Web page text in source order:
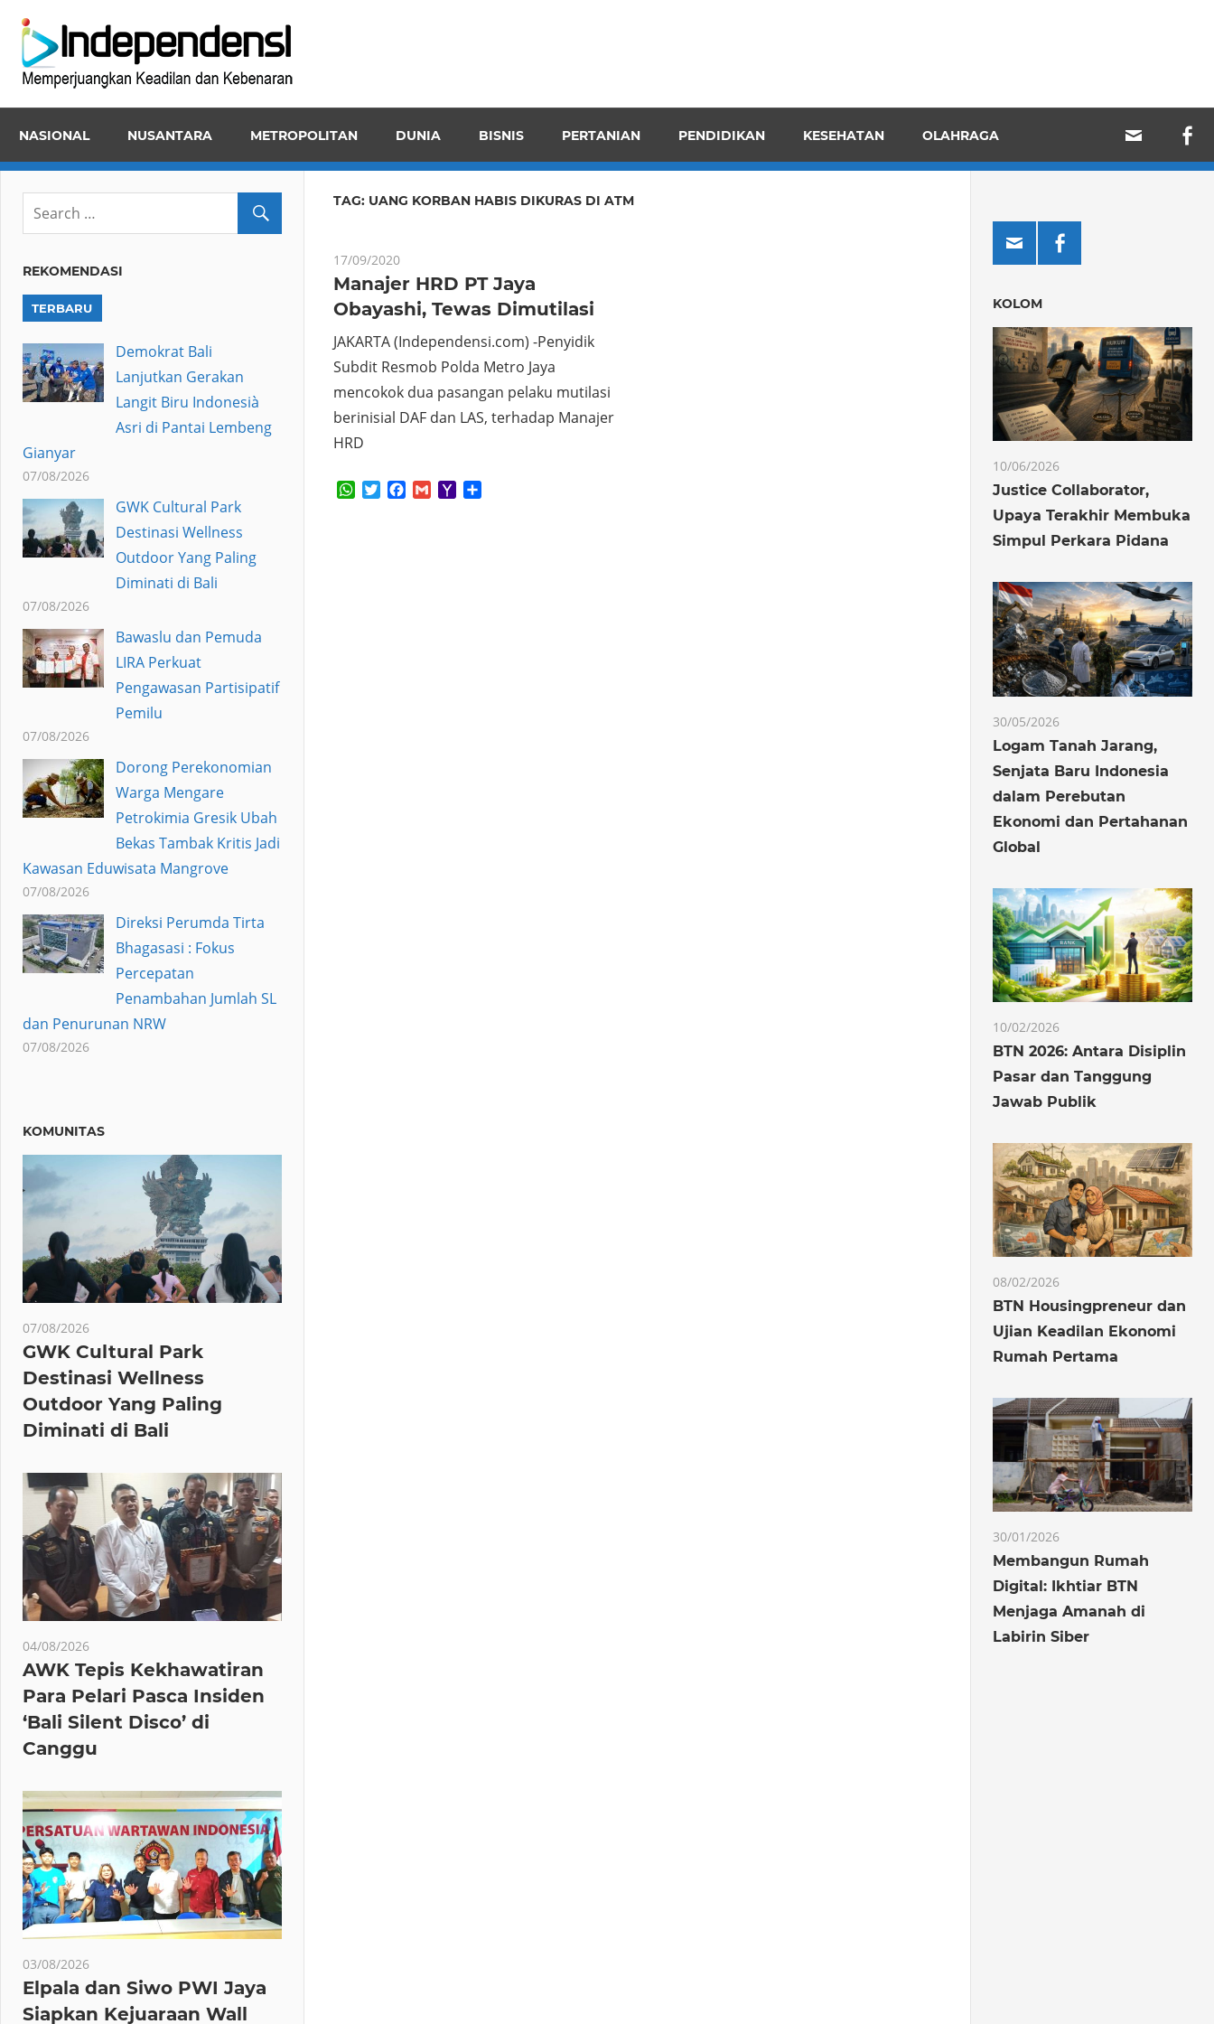
content
dan
NASIONAL NUSANTARA METROPOLITAN DUNIA BISNIS PERTANIAN PENDIDIKAN KESEHATAN OLAHRAGA
TAG: UANG KORBAN HABIS DIKURAS DI ATM
17/09/2020
Manajer HRD PT Jaya
Obayashi, Tewas Dimutilasi
JAKARTA (Independensi.com) -Penyidik
Subdit Resmob Polda Metro Jaya
mencokok dua pasangan pelaku mutilasi
berinisial DAF dan LAS, terhadap Manajer
HRD
WhatsApp
TwitterFacebook
GmailYahoo
REKOMENDASI
TERBARU
Demokrat Bali
Lanjutkan Gerakan
Langit Biru Indonesià
Asri di Pantai Lembeng
Gianyar
07/08/2026
GWK Cultural Park
Destinasi Wellness
Outdoor Yang Paling
Diminati di Bali
07/08/2026
Bawaslu dan Pemuda
LIRA Perkuat
Pengawasan Partisipatif
Pemilu
07/08/2026
Dorong Perekonomian
Warga Mengare
Petrokimia Gresik Ubah
Bekas Tambak Kritis Jadi
Kawasan Eduwisata Mangrove
07/08/2026
Direksi Perumda Tirta
Bhagasasi : Fokus
Percepatan
Penambahan Jumlah SL
dan Penurunan NRW
07/08/2026
KOMUNITAS
07/08/2026
GWK Cultural Park
Destinasi Wellness
Outdoor Yang Paling
Diminati di Bali
04/08/2026
AWK Tepis Kekhawatiran
Para Pelari Pasca Insiden
‘Bali Silent Disco’ di
Canggu
03/08/2026
Elpala dan Siwo PWI Jaya
Siapkan Kejuaraan Wall
KOLOM
10/06/2026
Justice Collaborator,
Upaya Terakhir Membuka
Simpul Perkara Pidana
30/05/2026
Logam Tanah Jarang,
Senjata Baru Indonesia
dalam Perebutan
Ekonomi dan Pertahanan
Global
10/02/2026
BTN 2026: Antara Disiplin
Pasar dan Tanggung
Jawab Publik
08/02/2026
BTN Housingpreneur dan
Ujian Keadilan Ekonomi
Rumah Pertama
30/01/2026
Membangun Rumah
Digital: Ikhtiar BTN
Menjaga Amanah di
Labirin Siber